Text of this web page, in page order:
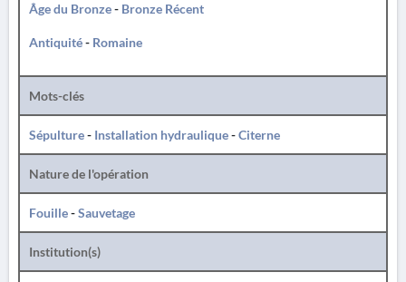
Âge du Bronze- Bronze Récent
Antiquité- Romaine
Mots-clés
Sépulture- Installation hydraulique-Citerne
Nature de l'opération
Fouille-Sauvetage
Institution(s)